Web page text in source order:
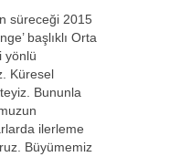
süreceği 2015
başlıklı Orta
yönlü
Küresel
Bununla
ilerleme
Büyümemiz